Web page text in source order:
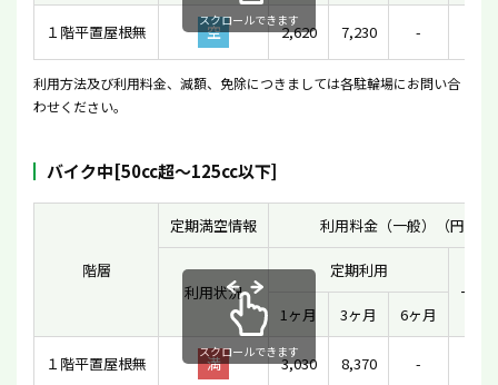
１階平置屋根無 空 2,620 7,230 -
スクロールできます
利用方法及び利用料金、減額、免除につきましては各駐輪場にお問い合
わせください。
バイク中[50cc超〜125cc以下]
階層
定期満空情報 利用料金（一般）（円）
利用状況
定期利用
一時
1ヶ月
3ヶ月 6ヶ月
１階平置屋根無 満 3,030 8,370 -
スクロールできます